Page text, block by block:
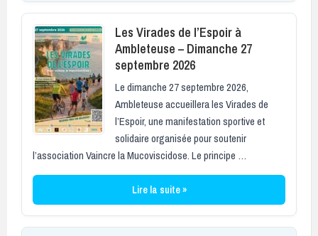
Les Virades de l’Espoir à
Ambleteuse – Dimanche 27
septembre 2026
Le dimanche 27 septembre 2026,
Ambleteuse accueillera les Virades de
l’Espoir, une manifestation sportive et
solidaire organisée pour soutenir
l’association Vaincre la Mucoviscidose. Le principe …
Lire la suite »